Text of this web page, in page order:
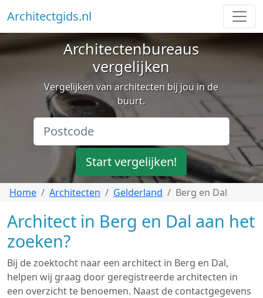
Architectgids.nl
Architectenbureaus
vergelijken
Vergelijken van architecten bij jou in de
buurt.
Start vergelijken!
Home Architecten Gelderland Berg en Dal
Architect in Berg en Dal aan het
zoeken?
Bij de zoektocht naar een architect in Berg en Dal,
helpen wij graag door geregistreerde architecten in
een overzicht te benoemen. Naast de contactgegevens